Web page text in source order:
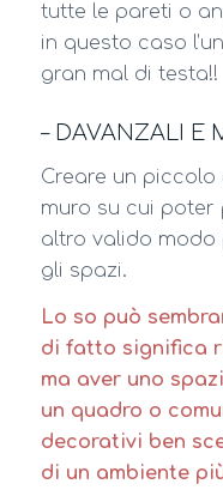
tutte le pareti o
in questo caso
gran mal di testa!!
– DAVANZALI E
Creare un
muro su cui
altro valido modo
gli spazi.
Lo so può
di fatto significa
ma aver uno
un quadro o
decorativi ben
di un ambiente